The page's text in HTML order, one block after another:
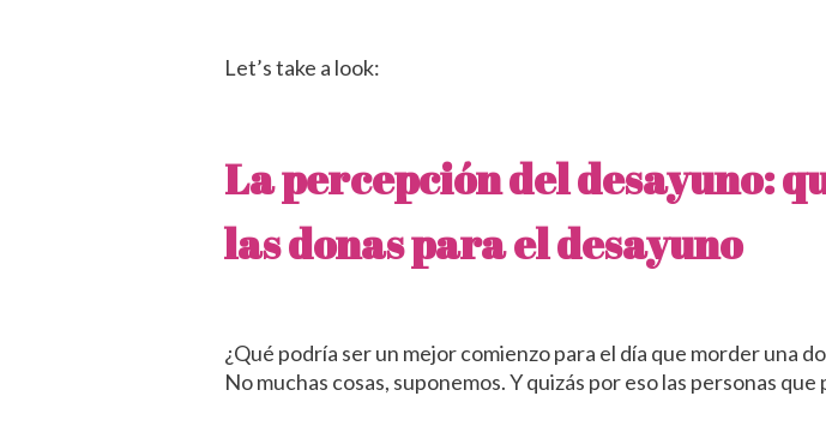
Let’s take a look:
La percepción del desayuno:
las donas para el desayuno
¿Qué podría ser un mejor comienzo para el día que morder una
No muchas cosas, suponemos. Y quizás por eso las personas